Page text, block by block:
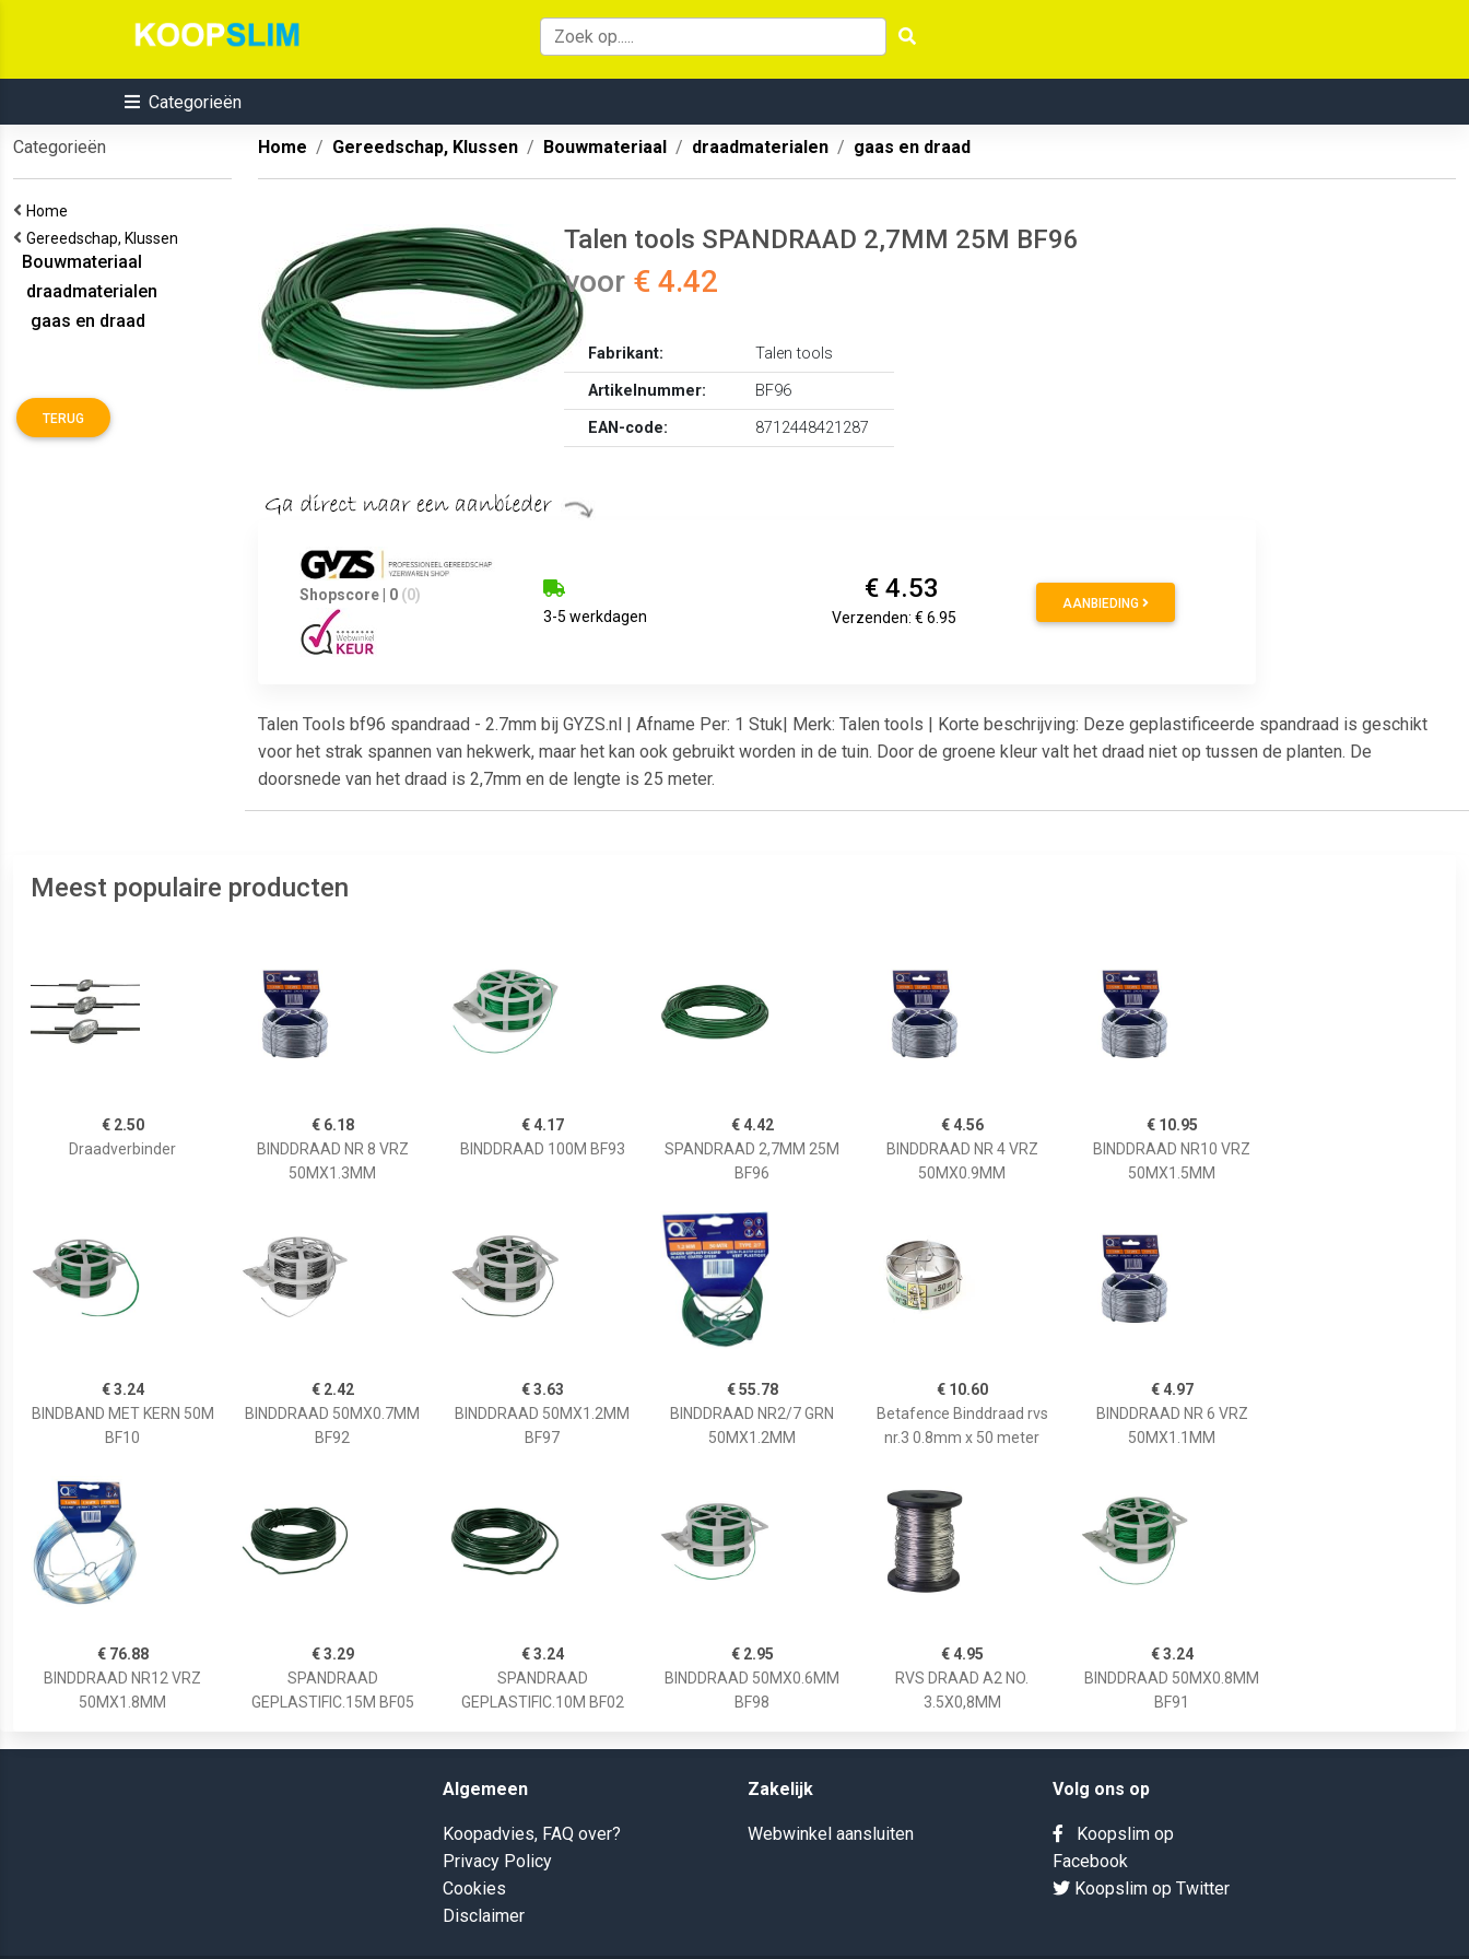
Categorieën
Categorieën
Home
Gereedschap, Klussen
Bouwmateriaal
draadmaterialen
gaas en draad
TERUG
Home Gereedschap, Klussen Bouwmateriaal draadmaterialen gaas en draad
Talen tools SPANDRAAD 2,7MM 25M BF96
voor € 4.42
Fabrikant:
Talen tools
Artikelnummer:
BF96
EAN-code:
8712448421287
Shopscore | 0 (0)
3-5 werkdagen
€ 4.53
Verzenden: € 6.95
AANBIEDING
Talen Tools bf96 spandraad - 2.7mm bij GYZS.nl | Afname Per: 1 Stuk| Merk: Talen tools | Korte beschrijving: Deze geplastificeerde spandraad is geschikt
voor het strak spannen van hekwerk, maar het kan ook gebruikt worden in de tuin. Door de groene kleur valt het draad niet op tussen de planten. De
doorsnede van het draad is 2,7mm en de lengte is 25 meter.
Meest populaire producten
€ 2.50
Draadverbinder
€ 6.18
BINDDRAAD NR 8 VRZ
50MX1.3MM
€ 4.17
BINDDRAAD 100M BF93
€ 4.42
SPANDRAAD 2,7MM 25M
BF96
€ 4.56
BINDDRAAD NR 4 VRZ
50MX0.9MM
€ 10.95
BINDDRAAD NR10 VRZ
50MX1.5MM
€ 3.24
BINDBAND MET KERN 50M
BF10
€ 2.42
BINDDRAAD 50MX0.7MM
BF92
€ 3.63
BINDDRAAD 50MX1.2MM
BF97
€ 55.78
BINDDRAAD NR2/7 GRN
50MX1.2MM
€ 10.60
Betafence Binddraad rvs
nr.3 0.8mm x 50 meter
€ 4.97
BINDDRAAD NR 6 VRZ
50MX1.1MM
€ 76.88
BINDDRAAD NR12 VRZ
50MX1.8MM
€ 3.29
SPANDRAAD
GEPLASTIFIC.15M BF05
€ 3.24
SPANDRAAD
GEPLASTIFIC.10M BF02
€ 2.95
BINDDRAAD 50MX0.6MM
BF98
€ 4.95
RVS DRAAD A2 NO.
3.5X0,8MM
€ 3.24
BINDDRAAD 50MX0.8MM
BF91
Algemeen
Koopadvies, FAQ over?
Privacy Policy
Cookies
Disclaimer
Zakelijk
Webwinkel aansluiten
Volg ons op
Koopslim op
Facebook
Koopslim op Twitter